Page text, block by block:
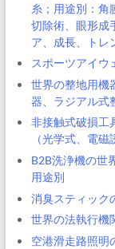
糸；用途別：角
切除術、眼形成
ア、成長、トレ
スポーツアイウ
世界の整地用機
器、ラジアル式
非接触式破損工
（光学式、電磁
B2B洗浄機の世
用途別
消臭スティック
世界の法執行機
空港滑走路照明